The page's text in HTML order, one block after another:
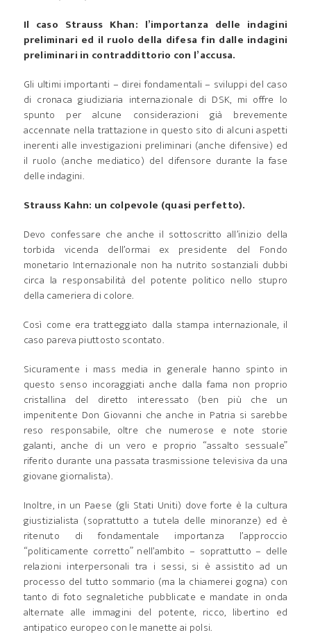
Il caso Strauss Khan: l’importanza delle indagini
preliminari ed il ruolo della difesa fin dalle indagini
preliminari in contraddittorio con l’accusa.
Gli ultimi importanti – direi fondamentali – sviluppi del caso
di cronaca giudiziaria internazionale di DSK, mi offre lo
spunto per alcune considerazioni già brevemente
accennate nella trattazione in questo sito di alcuni aspetti
inerenti alle investigazioni preliminari (anche difensive) ed
il ruolo (anche mediatico) del difensore durante la fase
delle indagini.
Strauss Kahn: un colpevole (quasi perfetto).
Devo confessare che anche il sottoscritto all’inizio della
torbida vicenda dell’ormai ex presidente del Fondo
monetario Internazionale non ha nutrito sostanziali dubbi
circa la responsabilità del potente politico nello stupro
della cameriera di colore.
Così come era tratteggiato dalla stampa internazionale, il
caso pareva piuttosto scontato.
Sicuramente i mass media in generale hanno spinto in
questo senso incoraggiati anche dalla fama non proprio
cristallina del diretto interessato (ben più che un
impenitente Don Giovanni che anche in Patria si sarebbe
reso responsabile, oltre che numerose e note storie
galanti, anche di un vero e proprio “assalto sessuale”
riferito durante una passata trasmissione televisiva da una
giovane giornalista).
Inoltre, in un Paese (gli Stati Uniti) dove forte è la cultura
giustizialista (soprattutto a tutela delle minoranze) ed è
ritenuto di fondamentale importanza l’approccio
“politicamente corretto” nell’ambito – soprattutto – delle
relazioni interpersonali tra i sessi, si è assistito ad un
processo del tutto sommario (ma la chiamerei gogna) con
tanto di foto segnaletiche pubblicate e mandate in onda
alternate alle immagini del potente, ricco, libertino ed
antipatico europeo con le manette ai polsi.